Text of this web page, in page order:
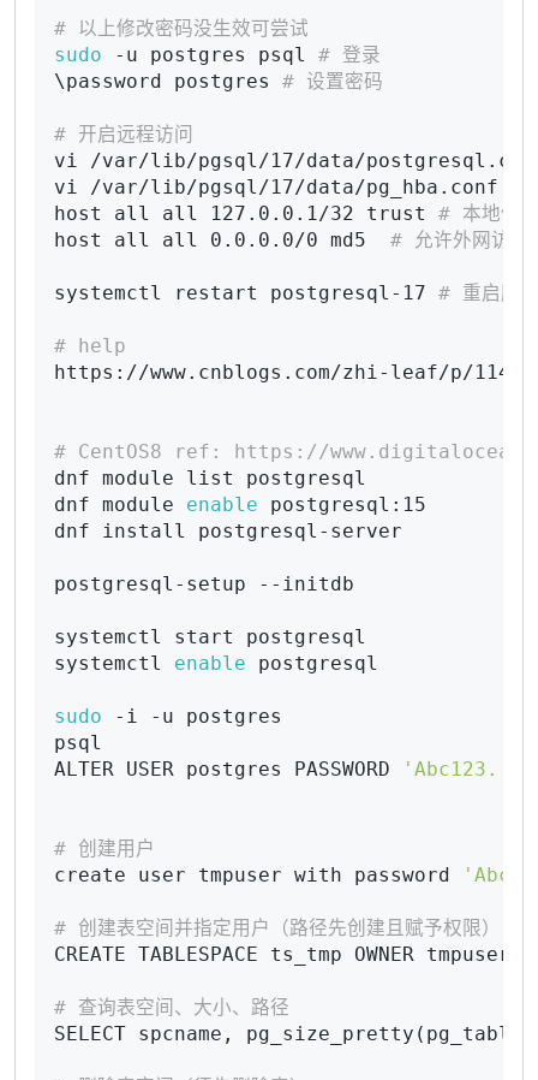
# 以上修改密码没生效可尝试
sudo -u postgres psql # 登录
\password postgres # 设置密码
# 开启远程访问
vi /var/lib/pgsql/17/data/
vi /var/lib/pgsql/17/data/
host all all 127.0.0.1/32 trust # 本地信
host all all 0.0.0.0/0 md5 # 允许外网访问
systemctl restart postgresql-17 # 重启服
# help
https://www.cnblogs.com/zhi-leaf/p/
# CentOS8 ref: https://
dnf module list postgresql
dnf module enable postgresql:15
dnf install postgresql-server
postgresql-setup --initdb
systemctl start postgresql
systemctl enable postgresql
sudo -i -u postgres
psql
ALTER USER postgres PASSWORD
'Abc123.'
# 创建用户
create user tmpuser with password
# 创建表空间并指定用户（路径先创建且赋予权
CREATE TABLESPACE ts_tmp OWNER tmpuser
# 查询表空间、大小、路径
SELECT spcname,